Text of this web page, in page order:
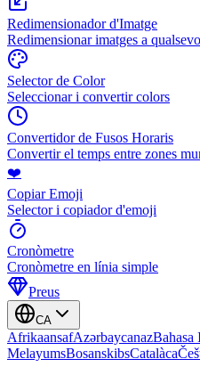
Redimensionador d'Imatge
Redimensionar imatges a
Selector de Color
Seleccionar i convertir colors
Convertidor de Fusos Horaris
Convertir el temps entre zones
❤️
Copiar Emoji
Selector i copiador d'emoji
Cronòmetre
Cronòmetre en línia simple
Preus
CA
AfrikaansafAzərbaycanazBahasa
MelayumsBosanskibsCatalàca